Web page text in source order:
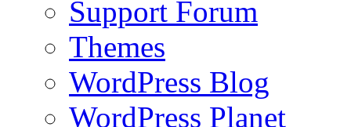
Support Forum
Themes
WordPress Blog
WordPress Planet